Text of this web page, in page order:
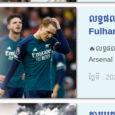
លទ្ធផ
🔥លទ្ធផ
Arsenal
ថ្ងៃទី :